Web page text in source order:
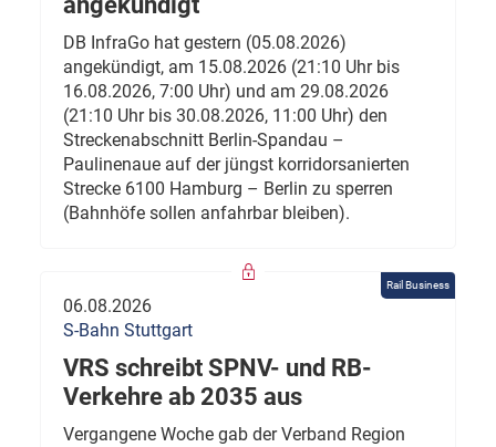
DB InfraGo hat gestern (05.08.2026)
angekündigt, am 15.08.2026 (21:10 Uhr bis
16.08.2026, 7:00 Uhr) und am 29.08.2026
(21:10 Uhr bis 30.08.2026, 11:00 Uhr) den
Streckenabschnitt Berlin-Spandau –
Paulinenaue auf der jüngst korridorsanierten
Strecke 6100 Hamburg – Berlin zu sperren
(Bahnhöfe sollen anfahrbar bleiben).
Rail Business
06.08.2026
S-Bahn Stuttgart
VRS schreibt SPNV- und RB-
Verkehre ab 2035 aus
Vergangene Woche gab der Verband Region